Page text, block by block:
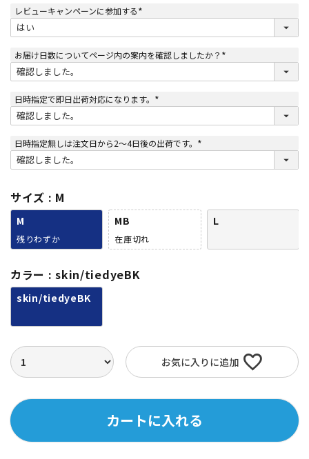
レビューキャンペーンに参加する
(
須
お届け日数についてページ内の案内を確認しましたか？
(
須
日時指定で即日出荷対応になります。
(
須
日時指定無しは注文日から2～4日後の出荷です。
(
須
サイズ M
M
残りわずか
MB
在庫切れ
L
カラー skin/tiedyeBK
skin/tiedyeBK
お気に入りに追加
カートに入れる